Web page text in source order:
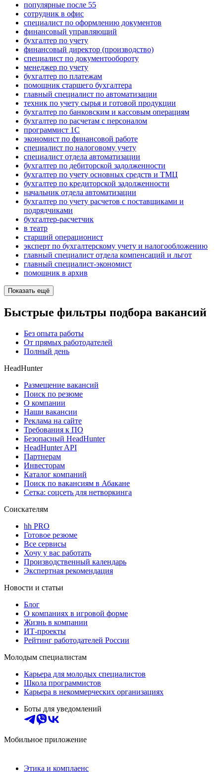
популярные после 55
сотрудник в офис
специалист по оформлению документов
финансовый управляющий
бухгалтер по учету
финансовый директор (производство)
специалист по документообороту
менеджер по учету
бухгалтер по платежам
помощник старшего бухгалтера
главный специалист по автоматизации
техник по учету сырья и готовой продукции
бухгалтер по банковским и кассовым операциям
бухгалтер по расчетам с персоналом
программист 1C
экономист по финансовой работе
специалист по налоговому учету
специалист отдела автоматизации
бухгалтер по дебиторской задолженности
бухгалтер по учету основных средств и ТМЦ
бухгалтер по кредиторской задолженности
начальник отдела автоматизации
бухгалтер по учету расчетов с поставщиками и
подрядчиками
бухгалтер-расчетчик
в театр
старший операционист
эксперт по бухгалтерскому учету и налогообложению
главный специалист отдела компенсаций и льгот
главный специалист-экономист
помощник в архив
Показать ещё
Быстрые фильтры подбора вакансий
Без опыта работы
От прямых работодателей
Полный день
HeadHunter
Размещение вакансий
Поиск по резюме
О компании
Наши вакансии
Реклама на сайте
Требования к ПО
Безопасный HeadHunter
HeadHunter API
Партнерам
Инвесторам
Каталог компаний
Поиск по вакансиям в Абакане
Сетка: соцсеть для нетворкинга
Соискателям
hh PRO
Готовое резюме
Все сервисы
Хочу у вас работать
Производственный календарь
Экспертная рекомендация
Новости и статьи
Блог
О компаниях в игровой форме
Жизнь в компании
ИТ-проекты
Рейтинг работодателей России
Молодым специалистам
Карьера для молодых специалистов
Школа программистов
Карьера в некоммерческих организациях
Боты для уведомлений
Мобильное приложение
Этика и комплаенс